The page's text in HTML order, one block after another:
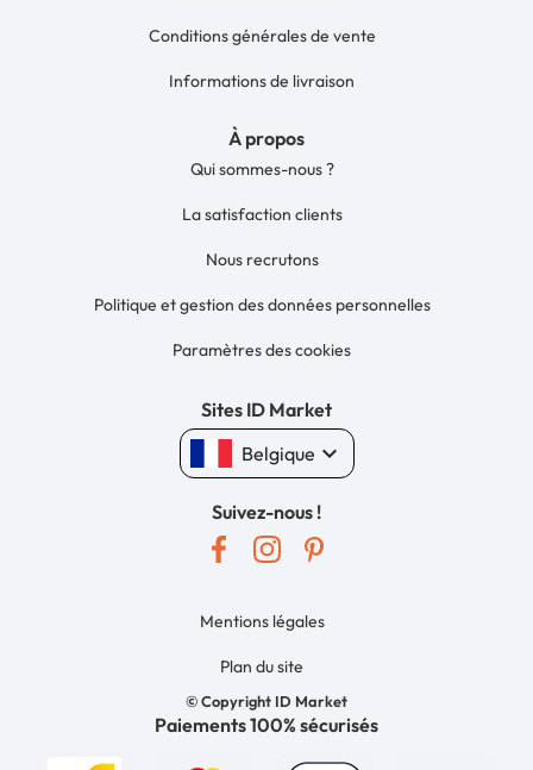
Conditions générales de vente
Informations de livraison
À propos
Qui sommes-nous ?
La satisfaction clients
Nous recrutons
Politique et gestion des données personnelles
Paramètres des cookies
Sites ID Market
Belgique keyboard_arrow_down
Suivez-nous !
© Copyright ID Market
Mentions légales
Plan du site
Paiements 100% sécurisés